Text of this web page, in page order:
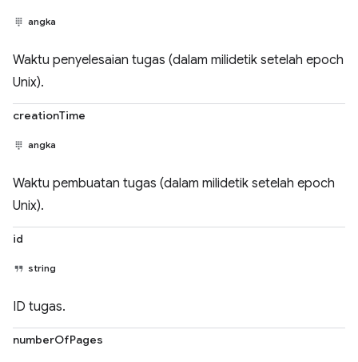
angka
Waktu penyelesaian tugas (dalam milidetik setelah epoch
Unix).
creationTime
angka
Waktu pembuatan tugas (dalam milidetik setelah epoch
Unix).
id
string
ID tugas.
numberOfPages